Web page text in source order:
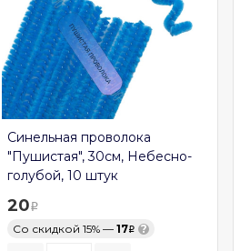
Синельная проволока
"Пушистая", 30см, Небесно-
голубой, 10 штук
20
Со скидкой 15% — 17 ?